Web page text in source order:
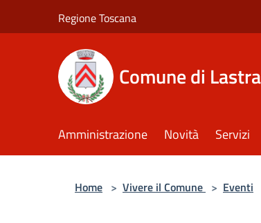
Regione Toscana
Comune di
Amministrazione Novità Servizi
Home > Vivere il Comune > Eventi